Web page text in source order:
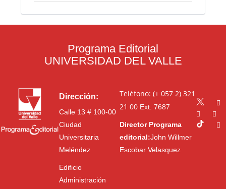
Programa Editorial
UNIVERSIDAD DEL VALLE
Dirección:
Calle 13 # 100-00
Ciudad
Universitaria
Meléndez
Edificio
Administración
Teléfono: (+ 057 2) 321
21 00Ext. 7687
Director Programa
editorial:John Willmer
Escobar Velasquez